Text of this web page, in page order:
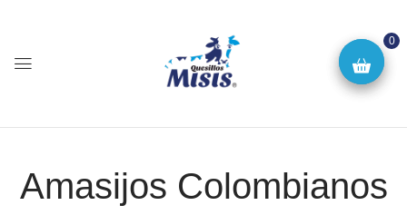
0
Amasijos Colombianos